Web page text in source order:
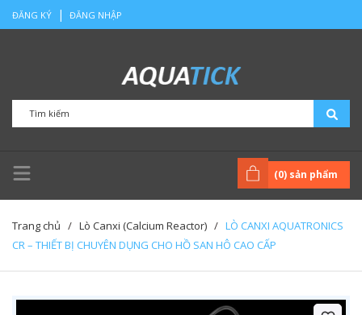
ĐĂNG KÝ | ĐĂNG NHẬP
(0) sản phẩm
Trang chủ / Lò Canxi (Calcium Reactor) / LÒ CANXI AQUATRONICS
CR – THIẾT BỊ CHUYÊN DỤNG CHO HỒ SAN HÔ CAO CẤP